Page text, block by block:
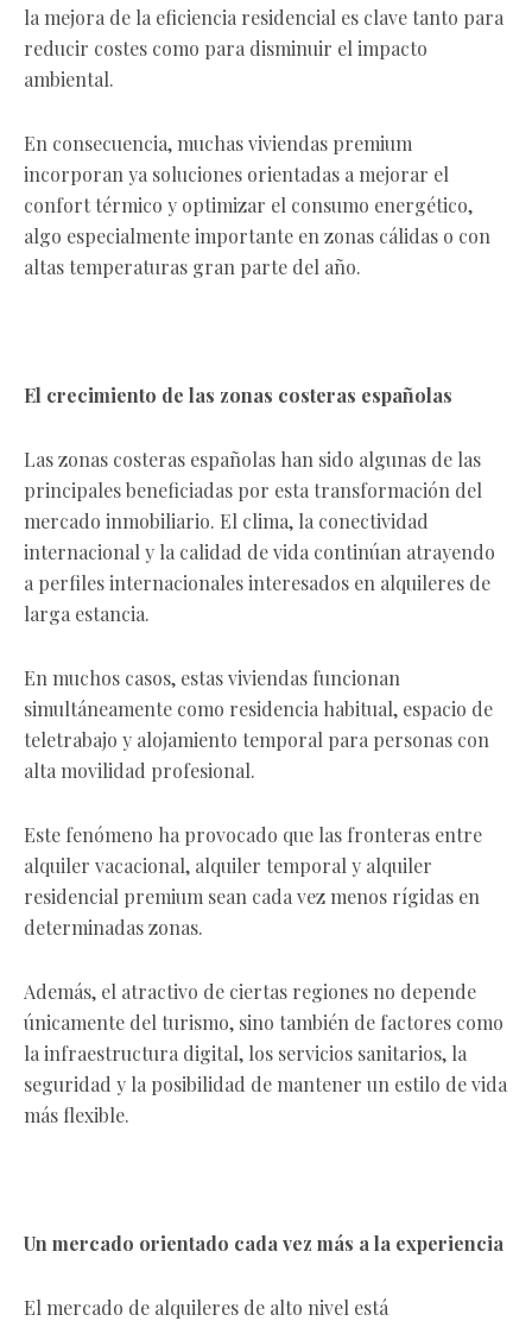
la mejora de la eficiencia residencial es clave tanto para
reducir costes como para disminuir el impacto
ambiental.
En consecuencia, muchas viviendas premium
incorporan ya soluciones orientadas a mejorar el
confort térmico y optimizar el consumo energético,
algo especialmente importante en zonas cálidas o con
altas temperaturas gran parte del año.
El crecimiento de las zonas costeras españolas
Las zonas costeras españolas han sido algunas de las
principales beneficiadas por esta transformación del
mercado inmobiliario. El clima, la conectividad
internacional y la calidad de vida continúan atrayendo
a perfiles internacionales interesados en alquileres de
larga estancia.
En muchos casos, estas viviendas funcionan
simultáneamente como residencia habitual, espacio de
teletrabajo y alojamiento temporal para personas con
alta movilidad profesional.
Este fenómeno ha provocado que las fronteras entre
alquiler vacacional, alquiler temporal y alquiler
residencial premium sean cada vez menos rígidas en
determinadas zonas.
Además, el atractivo de ciertas regiones no depende
únicamente del turismo, sino también de factores como
la infraestructura digital, los servicios sanitarios, la
seguridad y la posibilidad de mantener un estilo de vida
más flexible.
Un mercado orientado cada vez más a la experiencia
El mercado de alquileres de alto nivel está